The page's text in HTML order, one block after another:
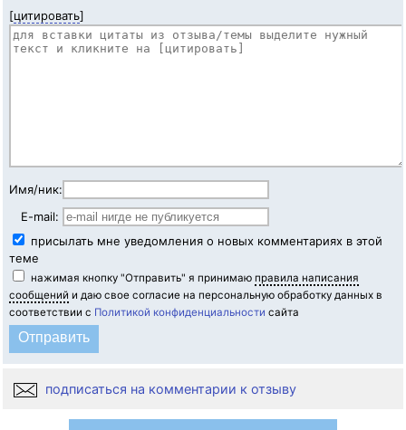
[цитировать]
Имя/ник:
E-mail:
присылать мне уведомления о новых комментариях в этой
теме
нажимая кнопку "Отправить" я принимаю правила написания
сообщений и даю свое согласие на персональную обработку данных в
соответствии с Политикой конфиденциальности сайта
подписаться на комментарии к отзыву